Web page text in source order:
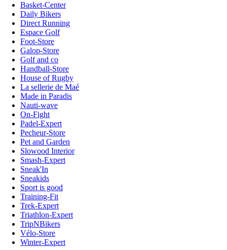
Basket-Center
Daily Bikers
Direct Running
Espace Golf
Foot-Store
Galop-Store
Golf and co
Handball-Store
House of Rugby
La sellerie de Maé
Made in Paradis
Nauti-wave
On-Fight
Padel-Expert
Pecheur-Store
Pet and Garden
Slowood Interior
Smash-Expert
Sneak'In
Sneakids
Sport is good
Training-Fit
Trek-Expert
Triathlon-Expert
TripNBikers
Vélo-Store
Winter-Expert